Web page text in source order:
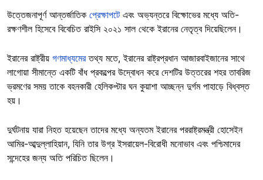
উত্তেজনাপূর্ণ আন্তর্জাতিক প্রেক্ষাপটে এবং অভ্যন্তরে বিক্ষোভের মধ্যে অতি-
রক্ষণশীল হিসেবে বিবেচিত রাইসি ২০২১ সাল থেকে ইরানের নেতৃত্ব দিয়েছিলেন।
ইরানের রাষ্ট্রীয় গণমাধ্যমেরতথ্য মতে, ইরানের রাষ্ট্রপ্রধান আজারবাইজানের সাথে
লাগোয়া সীমান্তে একটি বাঁধ প্রকল্পের উদ্বোধন করে দেশটির উত্তরের শহর তাবরিজ
ভ্রমণের সময় তাকে বহনকারী হেলিকপ্টার ঘন কুয়াশা আচ্ছন্ন দুর্গম পাহাড়ে বিধ্বস্ত
হয়।
দুর্ঘটনায় যারা নিহত হয়েছেন তাদের মধ্যে অন্যতম ইরানের পররাষ্ট্রমন্ত্রী হোসেইন
আমির-আব্দুল্লাহিয়ান, যিনি তার উগ্র ইসরায়েল-বিরোধী মনোভাব এবং পশ্চিমাদের
সন্দেহের জন্য অতি পরিচিত ছিলেন।